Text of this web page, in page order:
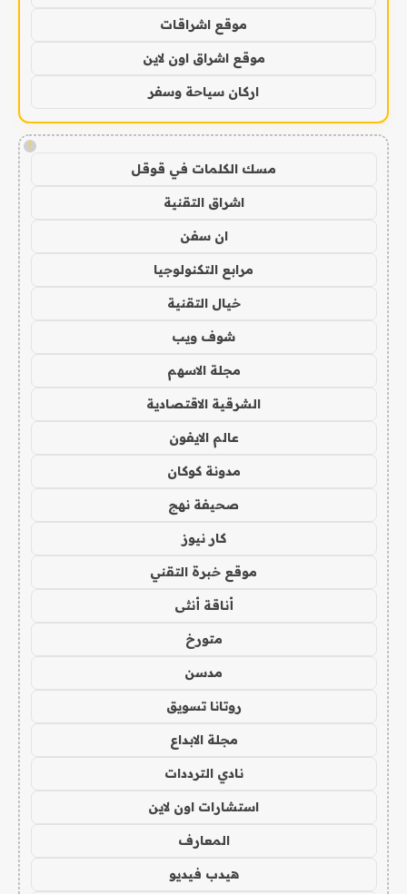
موقع اشراقات
موقع اشراق اون لاين
اركان سياحة وسفر
!
مسك الكلمات في قوقل
اشراق التقنية
ان سفن
مرابع التكنولوجيا
خيال التقنية
شوف ويب
مجلة الاسهم
الشرقية الاقتصادية
عالم الايفون
مدونة كوكان
صحيفة نهج
كار نيوز
موقع خبرة التقني
أناقة أنثى
متورخ
مدسن
روتانا تسويق
مجلة الابداع
نادي الترددات
استشارات اون لاين
المعارف
هيدب فيديو